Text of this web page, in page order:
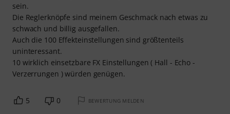
sein.
Die Reglerknöpfe sind meinem Geschmack nach etwas zu
schwach und billig ausgefallen.
Auch die 100 Effekteinstellungen sind größtenteils
uninteressant.
10 wirklich einsetzbare FX Einstellungen ( Hall - Echo -
Verzerrungen ) würden genügen.
5 0 BEWERTUNG MELDEN